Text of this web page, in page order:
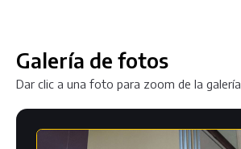
Galería de fotos
Dar clic a una foto para zoom de la galería